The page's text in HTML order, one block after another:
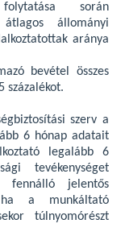
során
állományi
aránya
bevétel összes
százalékot.
szerv a
6 hónap adatait
legalább 6
tevékenységet
fennálló jelentős
ha a munkáltató
túlnyomórészt